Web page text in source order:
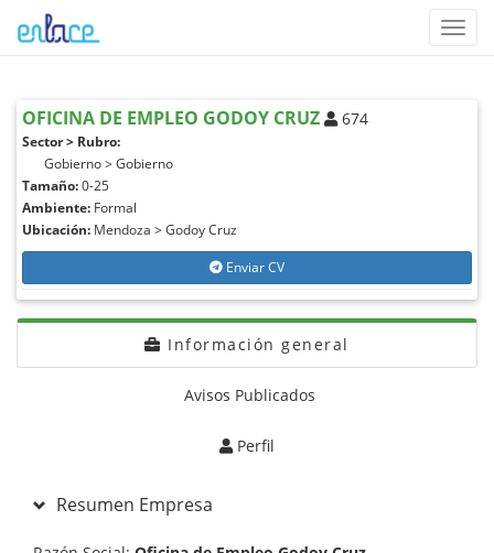
OFICINA DE EMPLEO GODOY CRUZ 674
Sector > Rubro:
Gobierno > Gobierno
Tamaño:0-25
Ambiente: Formal
Ubicación: Mendoza > Godoy Cruz
Enviar CV
Información general
Avisos Publicados
Perfil
Resumen Empresa